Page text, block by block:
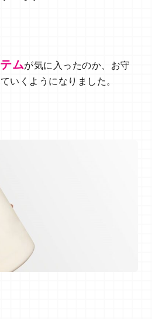
ムが気に入ったのか、お守
いくようになりました。